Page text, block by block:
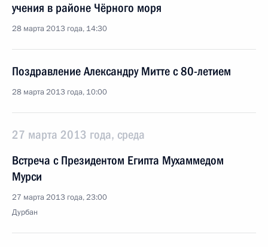
учения в районе Чёрного моря
28 марта 2013 года, 14:30
Поздравление Александру Митте с 80-летием
28 марта 2013 года, 10:00
27 марта 2013 года, среда
Встреча с Президентом Египта Мухаммедом
Мурси
27 марта 2013 года, 23:00
Дурбан